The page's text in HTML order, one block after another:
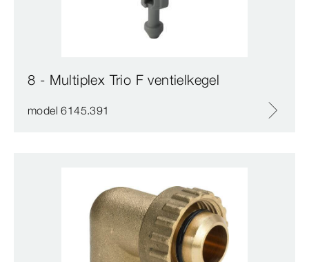
8 - Multiplex Trio F ventielkegel
model 6145.391